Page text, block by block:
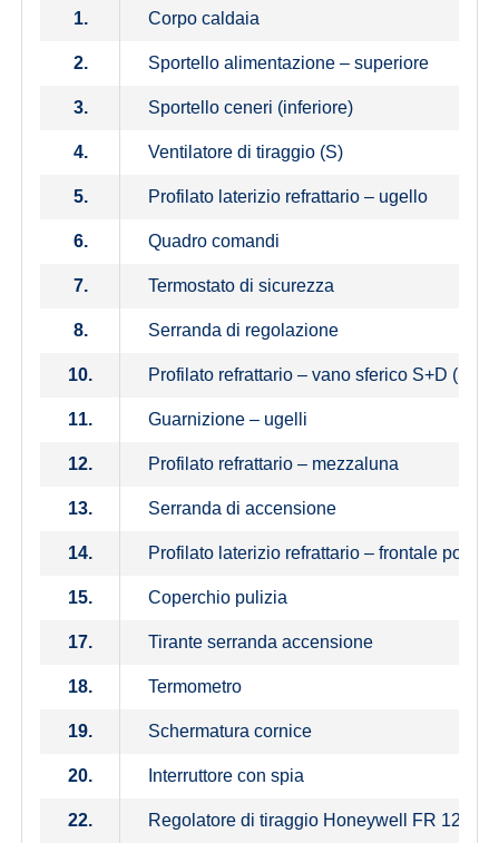
1. Corpo caldaia
2. Sportello alimentazione – superiore
3. Sportello ceneri (inferiore)
4. Ventilatore di tiraggio (S)
5. Profilato laterizio refrattario – ugello
6. Quadro comandi
7. Termostato di sicurezza
8. Serranda di regolazione
10. Profilato refrattario – vano sferico S+D
11. Guarnizione – ugelli
12. Profilato refrattario – mezzaluna
13. Serranda di accensione
14. Profilato laterizio refrattario – frontale
15. Coperchio pulizia
17. Tirante serranda accensione
18. Termometro
19. Schermatura cornice
20. Interruttore con spia
22. Regolatore di tiraggio Honeywell FR 124